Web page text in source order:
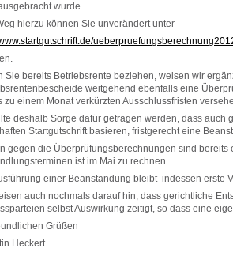
wurde.
hierzu können Sie unverändert unter
Sie bereits Betriebsrente beziehen, weisen wir
weitgehend ebenfalls eine
zu einem Monat verkürzten Ausschlussfristen
deshalb Sorge dafür getragen werden, dass
Startgutschrift basieren, fristgerecht eine
gegen die Überprüfungsberechnungen sind bereits
ist im Mai zu rechnen.
einer Beanstandung bleibt indessen erste
auch nochmals darauf hin, dass gerichtliche
selbst Auswirkung zeitigt, so dass eine
Grüßen
Heckert